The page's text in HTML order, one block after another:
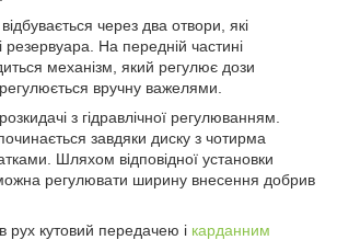
через два отвори, які
резервуара. На передній частині
механізм, який регулює дози
вручну важелями.
з гідравлічної регулюванням.
завдяки диску з чотирма
Шляхом відповідної установки
регулювати ширину внесення добрив
рух кутовий передачею і карданним